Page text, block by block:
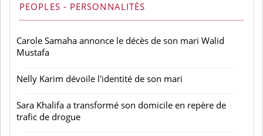
PEOPLES - PERSONNALITÉS
Carole Samaha annonce le décès de son mari Walid
Mustafa
Nelly Karim dévoile l'identité de son mari
Sara Khalifa a transformé son domicile en repère de
trafic de drogue